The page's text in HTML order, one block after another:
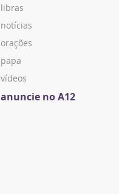
libras
notícias
orações
papa
vídeos
anuncie no A12